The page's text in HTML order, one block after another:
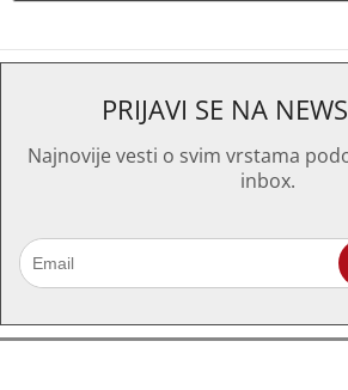
PRIJAVI SE NA
Najnovije vesti o svim vrstama
inbox.